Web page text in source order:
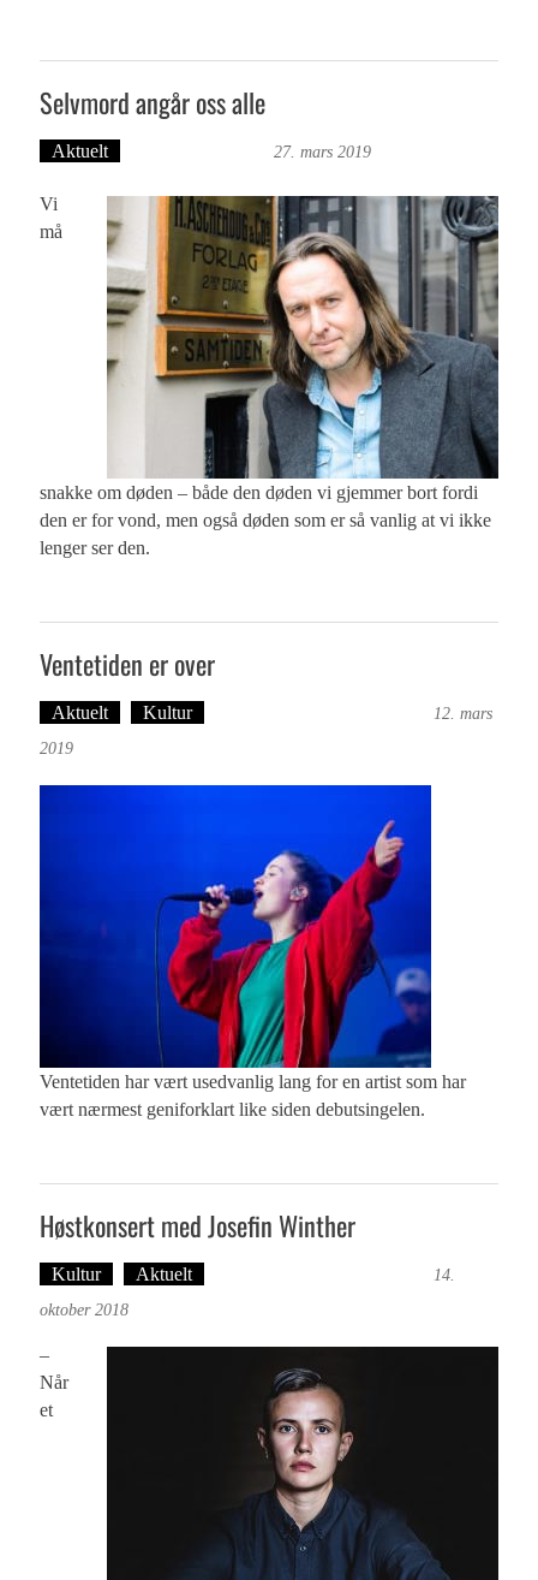
Selvmord angår oss alle
Aktuelt 27. mars 2019
Vi
må
snakke om døden – både den døden vi gjemmer bort fordi
den er for vond, men også døden som er så vanlig at vi ikke
lenger ser den.
Ventetiden er over
Aktuelt Kultur
12. mars
2019
Ventetiden har vært usedvanlig lang for en artist som har
vært nærmest geniforklart like siden debutsingelen.
Høstkonsert med Josefin Winther
Kultur Aktuelt
14.
oktober 2018
–
Når
et